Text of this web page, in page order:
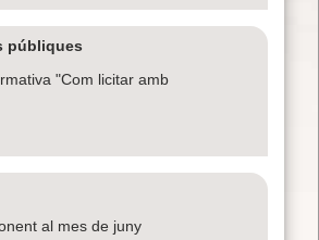
públiques
"Com licitar amb
al mes de juny